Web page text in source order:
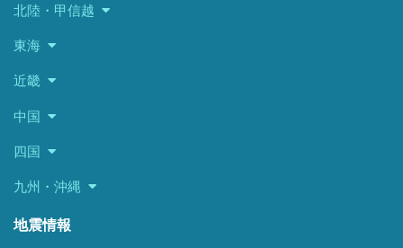
北陸・甲信越
東海
近畿
中国
四国
九州・沖縄
地震情報